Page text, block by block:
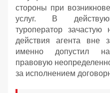
стороны при
услуг. В
туроператор зачастую
действия агента вне
именно допустил
правовую
за исполнением